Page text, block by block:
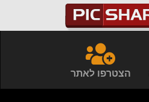
הצטרפו לאתר